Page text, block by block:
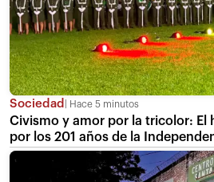
Sociedad Hace 5 minutos
Civismo y amor por la tricolor: El
por los 201 años de la